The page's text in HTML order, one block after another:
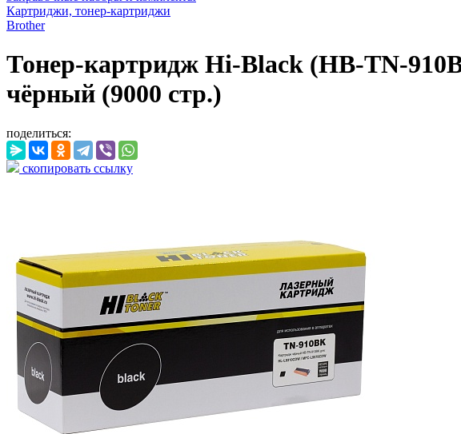
Картриджи, тонер-картриджи
Brother
Тонер-картридж Hi-Black (HB-TN-
чёрный (9000 стр.)
поделиться:
скопировать ссылку